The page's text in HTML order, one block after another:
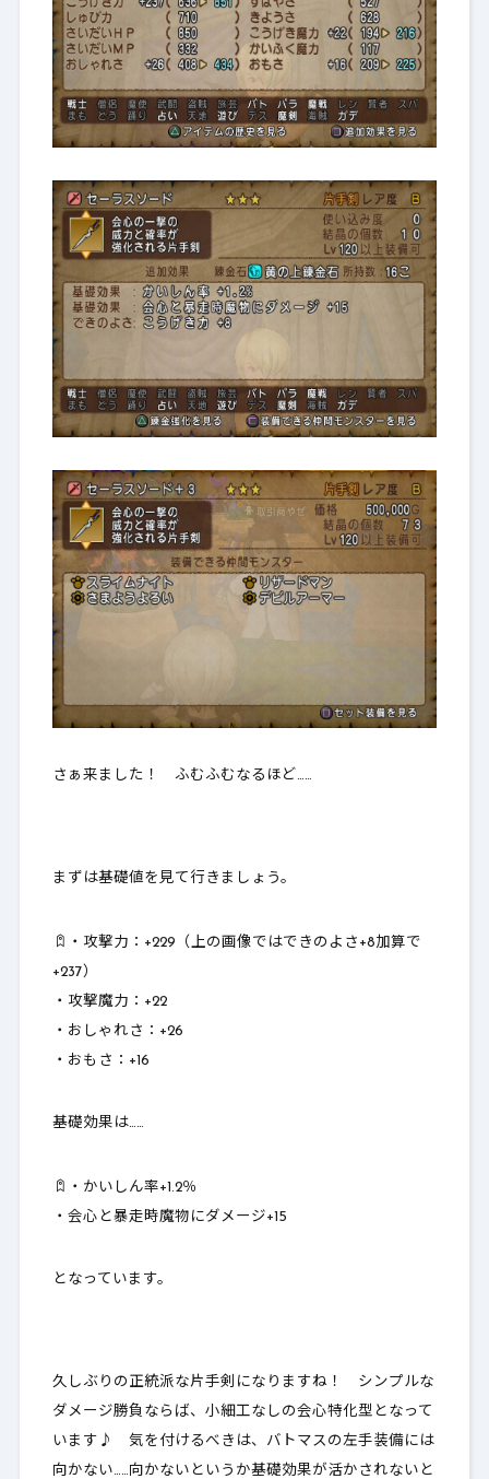
さぁ来ました！ ふむふむなるほど……
まずは基礎値を見て行きましょう。
・攻撃力： +229（上の画像ではできのよさ+8加算で
+237）
・攻撃魔力： +22
・おしゃれさ： +26
・おもさ： +16
基礎効果は……
・かいしん率+1.2％
・会心と暴走時魔物にダメージ+15
となっています。
久しぶりの 正統派な片手剣 になりますね！ シンプルな
ダメージ勝負ならば、小細工なしの会心特化型となって
います♪ 気を付けるべきは、バトマスの左手装備には
向かない……向かないというか基礎効果が活かされないと